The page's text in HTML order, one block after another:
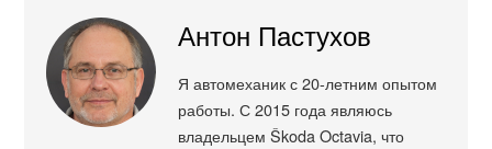
Антон Пастухов
Я автомеханик с 20-летним опытом
работы. С 2015 года являюсь
владельцем Škoda Octavia, что